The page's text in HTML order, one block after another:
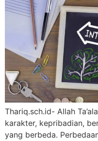
Thariq.sch.id- Allah
karakter, kepribadian,
yang berbeda.